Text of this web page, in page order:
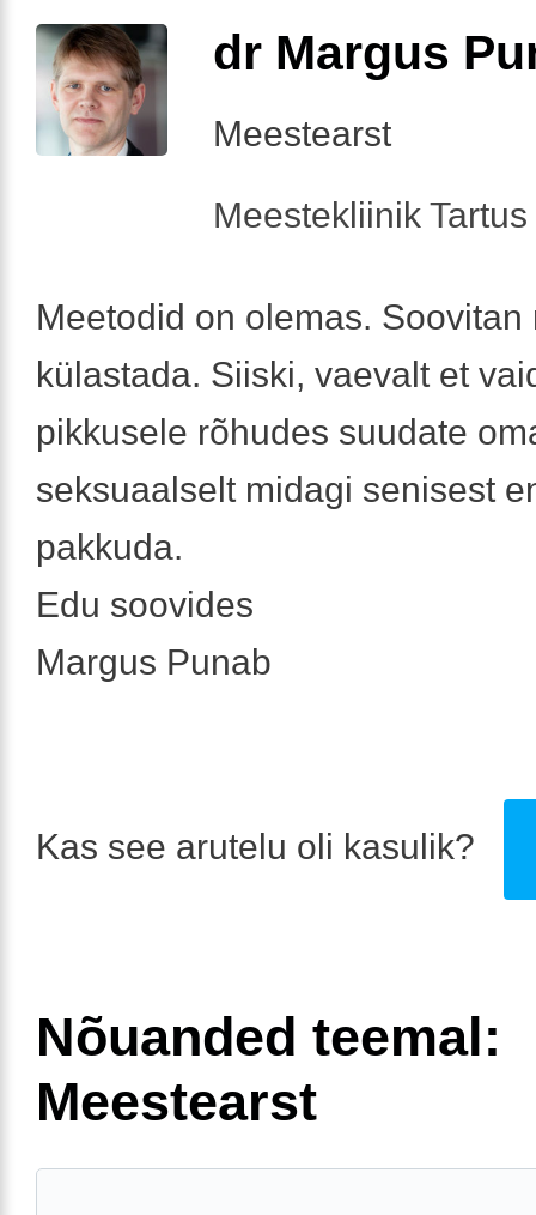
dr Margus
Meestearst
Meestekliinik
Meetodid on olemas. Soovitan
külastada. Siiski, vaevalt et
pikkusele rõhudes suudate
seksuaalselt midagi senisest
pakkuda.
Edu soovides
Margus Punab
Kas see arutelu oli kasulik?
Nõuanded teemal:
Meestearst